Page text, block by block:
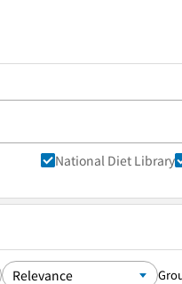
National Diet Library